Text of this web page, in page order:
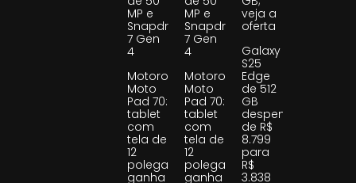
MP e
Snapdragon
7 Gen
4
Motorola
Moto
Pad 70:
tablet
com
tela de
12
polegadas
ganha
MP e
Snapdragon
7 Gen
4
Motorola
Moto
Pad 70:
tablet
com
tela de
12
polegadas
ganha
veja a
oferta
Galaxy
S25
Edge
de 512
GB
despenca
de R$
8.799
para
R$
3.838